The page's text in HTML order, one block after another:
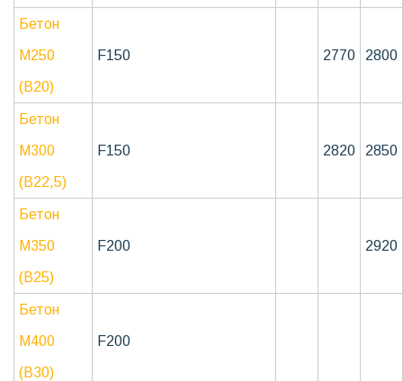
Бетон
М250
(В20)
F150 2770 2800
Бетон
М300
(В22,5)
F150 2820 2850
Бетон
М350
(В25)
F200 2920
Бетон
М400
(В30)
F200